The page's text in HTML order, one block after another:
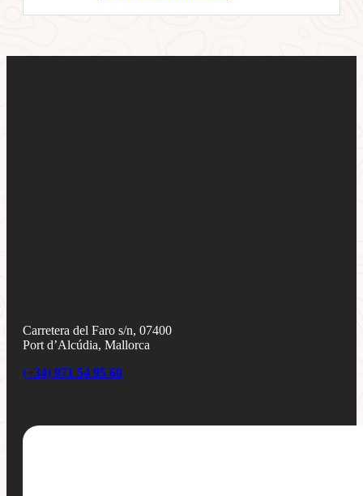
Carretera del Faro s/n, 07400
Port d’Alcúdia, Mallorca
(+34) 971 54 95 60